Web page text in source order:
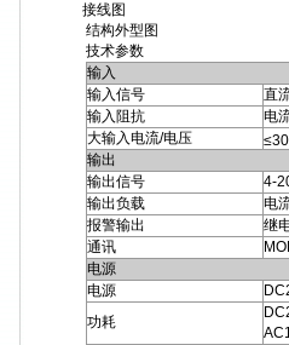
接线图
结构外型图
技术参数
输入
输入信号
直
输入阻抗
电
大输入电流/电压
输出
输出信号
4-
输出负载
电
报警输出
继
通讯
电源
电源
功耗